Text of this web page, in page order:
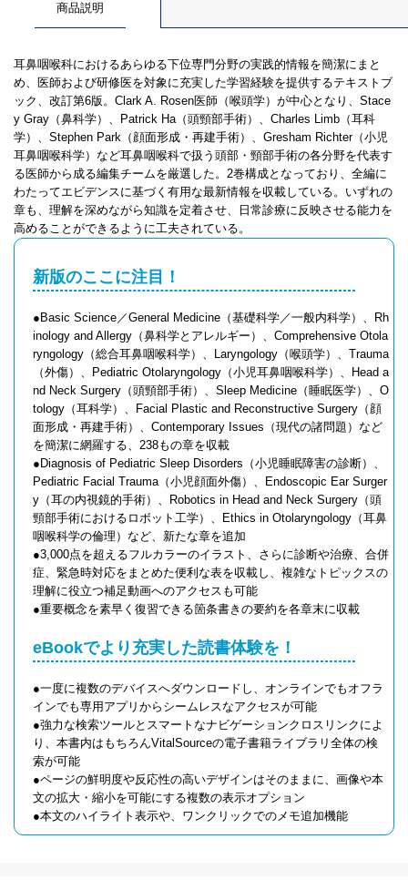
商品説明
耳鼻咽喉科におけるあらゆる下位専門分野の実践的情報を簡潔にまと
め、医師および研修医を対象に充実した学習経験を提供するテキストブ
ック、改訂第6版。Clark A. Rosen医師（喉頭学）が中心となり、Stace
y Gray（鼻科学）、Patrick Ha（頭頸部手術）、Charles Limb（耳科
学）、Stephen Park（顔面形成・再建手術）、Gresham Richter（小児
耳鼻咽喉科学）など耳鼻咽喉科で扱う頭部・頸部手術の各分野を代表す
る医師から成る編集チームを厳選した。2巻構成となっており、全編に
わたってエビデンスに基づく有用な最新情報を収載している。いずれの
章も、理解を深めながら知識を定着させ、日常診療に反映させる能力を
高めることができるように工夫されている。
新版のここに注目！
●Basic Science／General Medicine（基礎科学／一般内科学）、Rh
inology and Allergy（鼻科学とアレルギー）、Comprehensive Otola
ryngology（総合耳鼻咽喉科学）、Laryngology（喉頭学）、Trauma
（外傷）、Pediatric Otolaryngology（小児耳鼻咽喉科学）、Head a
nd Neck Surgery（頭頸部手術）、Sleep Medicine（睡眠医学）、O
tology（耳科学）、Facial Plastic and Reconstructive Surgery（顔
面形成・再建手術）、Contemporary Issues（現代の諸問題）など
を簡潔に網羅する、238もの章を収載
●Diagnosis of Pediatric Sleep Disorders（小児睡眠障害の診断）、
Pediatric Facial Trauma（小児顔面外傷）、Endoscopic Ear Surger
y（耳の内視鏡的手術）、Robotics in Head and Neck Surgery（頭
頸部手術におけるロボット工学）、Ethics in Otolaryngology（耳鼻
咽喉科学の倫理）など、新たな章を追加
●3,000点を超えるフルカラーのイラスト、さらに診断や治療、合併
症、緊急時対応をまとめた便利な表を収載し、複雑なトピックスの
理解に役立つ補足動画へのアクセスも可能
●重要概念を素早く復習できる箇条書きの要約を各章末に収載
eBookでより充実した読書体験を！
●一度に複数のデバイスへダウンロードし、オンラインでもオフラ
インでも専用アプリからシームレスなアクセスが可能
●強力な検索ツールとスマートなナビゲーションクロスリンクによ
り、本書内はもちろんVitalSourceの電子書籍ライブラリ全体の検
索が可能
●ページの鮮明度や反応性の高いデザインはそのままに、画像や本
文の拡大・縮小を可能にする複数の表示オプション
●本文のハイライト表示や、ワンクリックでのメモ追加機能